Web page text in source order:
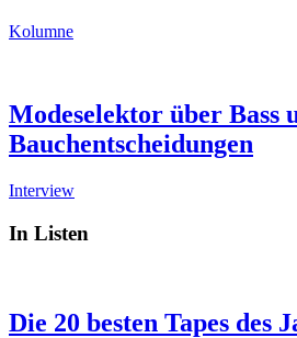
Kolumne
Modeselektor über Bass
Bauchentscheidungen
Interview
In Listen
Die 20 besten Tapes des